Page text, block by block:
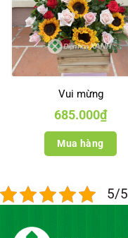
Vui mừng
685.000₫
Mua hàng
5/